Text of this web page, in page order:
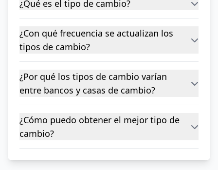
¿Qué es el tipo de cambio?
¿Con qué frecuencia se actualizan los
tipos de cambio?
¿Por qué los tipos de cambio varían
entre bancos y casas de cambio?
¿Cómo puedo obtener el mejor tipo de
cambio?